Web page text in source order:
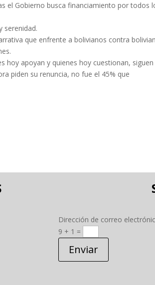
el Gobierno busca financiamiento por todos
serenidad.
que enfrente a bolivianos contra
hoy apoyan y quienes hoy cuestionan, siguen
piden su renuncia, no fue el 45% que
Dirección de correo
9 + 1 =
Enviar